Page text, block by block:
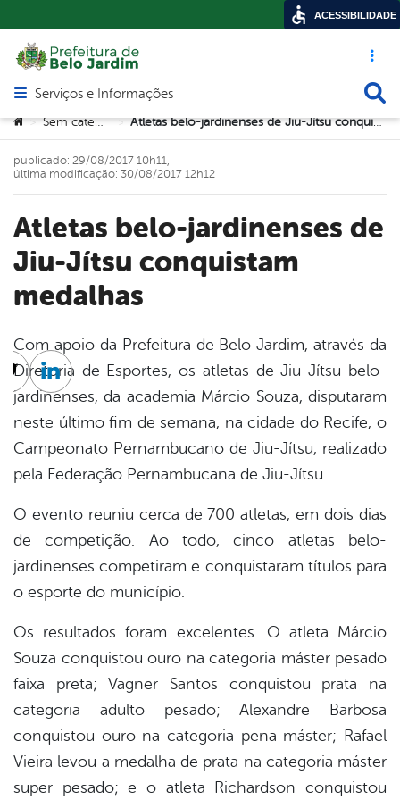
Acesso
Abrir menu principal de navegação
Serviços e Informações
Você está aqui:
> Sem categoria > Atletas belo-jardinenses de Jiu-Jítsu conquistam medalhas
Atletas belo-jardinenses de
Jiu-Jítsu conquistam
medalhas
publicado: 29/08/2017 10h11,
última modificação: 30/08/2017 12h12
Com apoio da Prefeitura de Belo Jardim, através da
Diretoria de Esportes, os atletas de Jiu-Jítsu belo-
jardinenses, da academia Márcio Souza, disputaram
neste último fim de semana, na cidade do Recife, o
Campeonato Pernambucano de Jiu-Jítsu, realizado
pela Federação Pernambucana de Jiu-Jítsu.
O evento reuniu cerca de 700 atletas, em dois dias
de competição. Ao todo, cinco atletas belo-
jardinenses competiram e conquistaram títulos para
o esporte do município.
Os resultados foram excelentes. O atleta Márcio
Souza conquistou ouro na categoria máster pesado
faixa preta; Vagner Santos conquistou prata na
categoria adulto pesado; Alexandre Barbosa
conquistou ouro na categoria pena máster; Rafael
Vieira levou a medalha de prata na categoria máster
super pesado; e o atleta Richardson conquistou
Twitter
Linkedin
ACESSIBILIDADE